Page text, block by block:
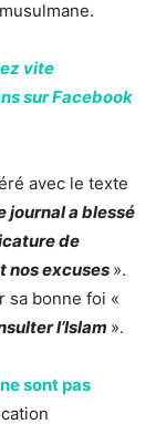
vite
sur Facebook
avec le texte
journal a blessé
de
nos excuses ».
sa bonne foi «
l’Islam ».
sont pas